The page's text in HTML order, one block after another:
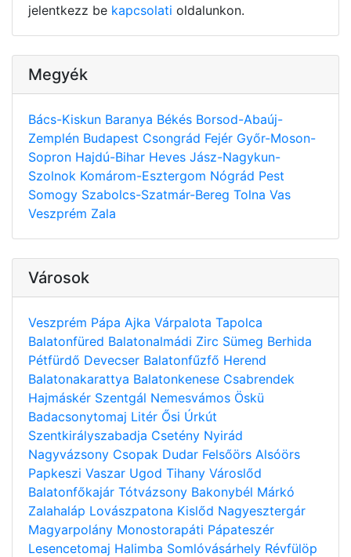
jelentkezz be kapcsolati oldalunkon.
Megyék
Bács-Kiskun Baranya Békés Borsod-Abaúj-
Zemplén Budapest Csongrád Fejér Győr-Moson-
Sopron Hajdú-Bihar Heves Jász-Nagykun-
Szolnok Komárom-Esztergom Nógrád Pest
Somogy Szabolcs-Szatmár-Bereg Tolna Vas
Veszprém Zala
Városok
Veszprém Pápa Ajka Várpalota Tapolca
Balatonfüred Balatonalmádi Zirc Sümeg Berhida
Pétfürdő Devecser Balatonfűzfő Herend
Balatonakarattya Balatonkenese Csabrendek
Hajmáskér Szentgál Nemesvámos Öskü
Badacsonytomaj Litér Ősi Úrkút
Szentkirályszabadja Csetény Nyirád
Nagyvázsony Csopak Dudar Felsőörs Alsóörs
Papkeszi Vaszar Ugod Tihany Városlőd
Balatonfőkajár Tótvázsony Bakonybél Márkó
Zalahaláp Lovászpatona Kislőd Nagyesztergár
Magyarpolány Monostorapáti Pápateszér
Lesencetomaj Halimba Somlóvásárhely Révfülöp